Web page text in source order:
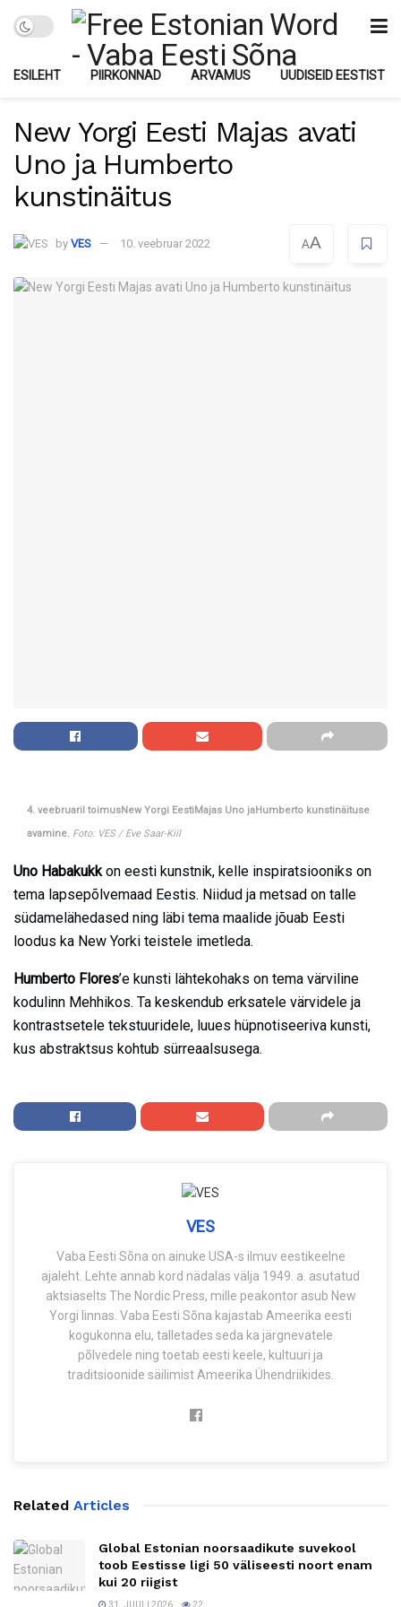
ESILEHT PIIRKONNAD ARVAMUS UUDISEID EESTIST
New Yorgi Eesti Majas avati
Uno ja Humberto
kunstinäitus
by VES 10. veebruar 2022 AA
4. veebruaril toimusNew Yorgi EestiMajas Uno jaHumberto kunstinäituse
avamine. Foto: VES / Eve Saar-Kiil
Uno Habakukkon eesti kunstnik, kelle inspiratsiooniks on
tema lapsepõlvemaad Eestis. Niidud ja metsad on talle
südamelähedased ning läbi tema maalide jõuab Eesti
loodus ka New Yorki teistele imetleda.
Humberto Flores’e kunsti lähtekohaks on tema värviline
kodulinn Mehhikos. Ta keskendub erksatele värvidele ja
kontrastsetele tekstuuridele, luues hüpnotiseeriva kunsti,
kus abstraktsus kohtub sürreaalsusega.
VES
Vaba Eesti Sõna on ainuke USA-s ilmuv eestikeelne
ajaleht. Lehte annab kord nädalas välja 1949. a. asutatud
aktsiaselts The Nordic Press, mille peakontor asub New
Yorgi linnas. Vaba Eesti Sõna kajastab Ameerika eesti
kogukonna elu, talletades seda ka järgnevatele
põlvedele ning toetab eesti keele, kultuuri ja
traditsioonide säilimist Ameerika Ühendriikides.
Related Articles
Global Estonian noorsaadikute suvekool
toob Eestisse ligi 50 väliseesti noort enam
kui 20 riigist
31. JUULI 2026 22